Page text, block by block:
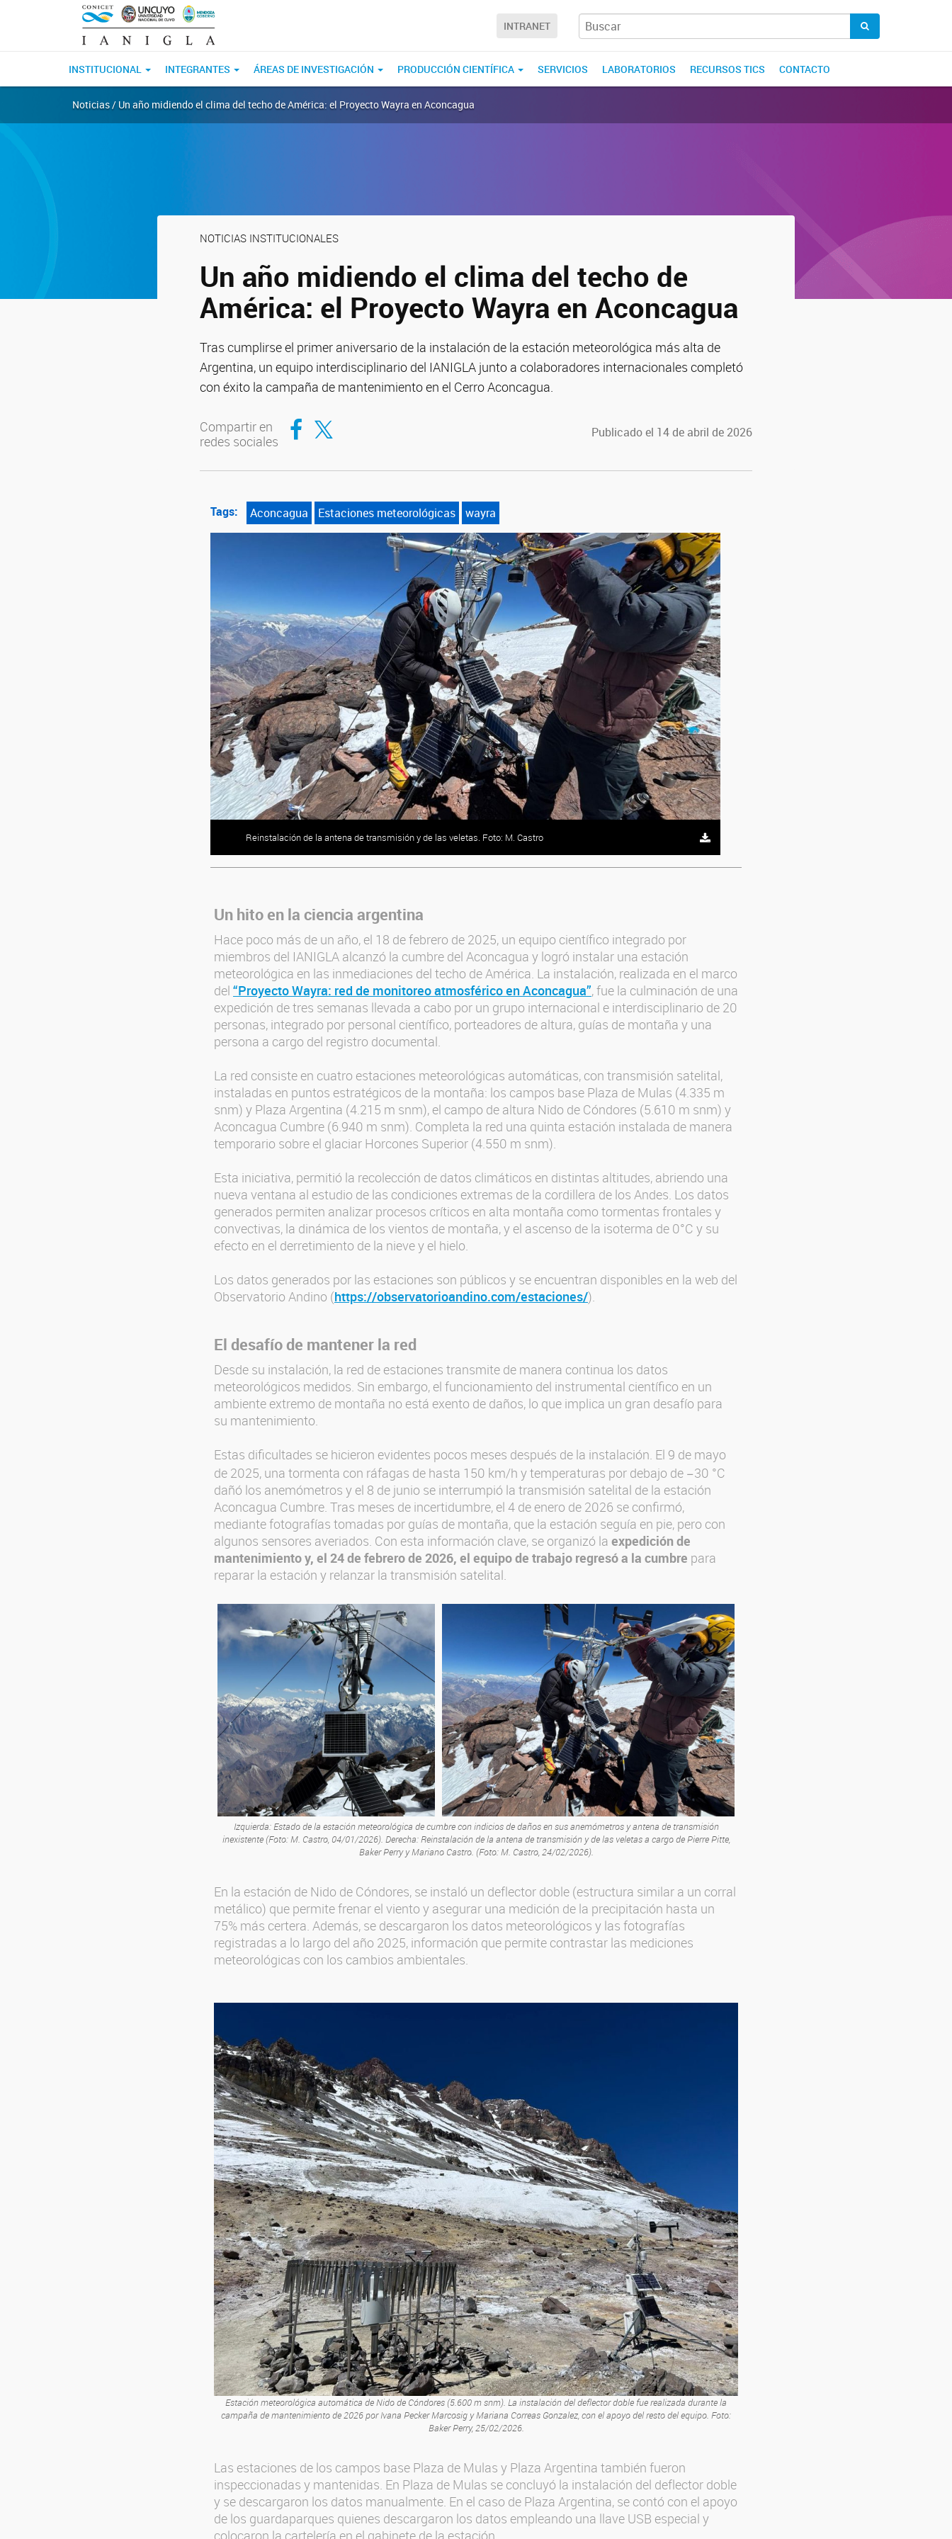
INTRANET
INSTITUCIONAL INTEGRANTES ÁREAS DE INVESTIGACIÓN PRODUCCIÓN CIENTÍFICA SERVICIOS LABORATORIOS RECURSOS TICS CONTACTO
Noticias / Un año midiendo el clima del techo de América: el Proyecto Wayra en Aconcagua
NOTICIAS INSTITUCIONALES
Un año midiendo el clima del techo de
América: el Proyecto Wayra en Aconcagua
Tras cumplirse el primer aniversario de la instalación de la estación meteorológica más alta de
Argentina, un equipo interdisciplinario del IANIGLA junto a colaboradores internacionales completó
con éxito la campaña de mantenimiento en el Cerro Aconcagua.
Compartir en
redes sociales
Compartir en Facebook
Compartir en Twitter Publicado el 14 de abril de 2026
Tags: Aconcagua Estaciones meteorológicas wayra
Reinstalación de la antena de transmisión y de las veletas. Foto: M. Castro
Un hito en la ciencia argentina
Hace poco más de un año, el 18 de febrero de 2025, un equipo científico integrado por
miembros del IANIGLA alcanzó la cumbre del Aconcagua y logró instalar una estación
meteorológica en las inmediaciones del techo de América. La instalación, realizada en el marco
del “Proyecto Wayra: red de monitoreo atmosférico en Aconcagua”, fue la culminación de una
expedición de tres semanas llevada a cabo por un grupo internacional e interdisciplinario de 20
personas, integrado por personal científico, porteadores de altura, guías de montaña y una
persona a cargo del registro documental.
La red consiste en cuatro estaciones meteorológicas automáticas, con transmisión satelital,
instaladas en puntos estratégicos de la montaña: los campos base Plaza de Mulas (4.335 m
snm) y Plaza Argentina (4.215 m snm), el campo de altura Nido de Cóndores (5.610 m snm) y
Aconcagua Cumbre (6.940 m snm). Completa la red una quinta estación instalada de manera
temporario sobre el glaciar Horcones Superior (4.550 m snm).
Esta iniciativa, permitió la recolección de datos climáticos en distintas altitudes, abriendo una
nueva ventana al estudio de las condiciones extremas de la cordillera de los Andes. Los datos
generados permiten analizar procesos críticos en alta montaña como tormentas frontales y
convectivas, la dinámica de los vientos de montaña, y el ascenso de la isoterma de 0°C y su
efecto en el derretimiento de la nieve y el hielo.
Los datos generados por las estaciones son públicos y se encuentran disponibles en la web del
Observatorio Andino (https://observatorioandino.com/estaciones/).
El desafío de mantener la red
Desde su instalación, la red de estaciones transmite de manera continua los datos
meteorológicos medidos. Sin embargo, el funcionamiento del instrumental científico en un
ambiente extremo de montaña no está exento de daños, lo que implica un gran desafío para
su mantenimiento.
Estas dificultades se hicieron evidentes pocos meses después de la instalación. El 9 de mayo
de 2025, una tormenta con ráfagas de hasta 150 km/h y temperaturas por debajo de −30 °C
dañó los anemómetros y el 8 de junio se interrumpió la transmisión satelital de la estación
Aconcagua Cumbre. Tras meses de incertidumbre, el 4 de enero de 2026 se confirmó,
mediante fotografías tomadas por guías de montaña, que la estación seguía en pie, pero con
algunos sensores averiados. Con esta información clave, se organizó la expedición de
mantenimiento y, el 24 de febrero de 2026, el equipo de trabajo regresó a la cumbre para
reparar la estación y relanzar la transmisión satelital.
Izquierda: Estado de la estación meteorológica de cumbre con indicios de daños en sus anemómetros y antena de transmisión
inexistente (Foto: M. Castro, 04/01/2026). Derecha: Reinstalación de la antena de transmisión y de las veletas a cargo de Pierre Pitte,
Baker Perry y Mariano Castro. (Foto: M. Castro, 24/02/2026).
En la estación de Nido de Cóndores, se instaló un deflector doble (estructura similar a un corral
metálico) que permite frenar el viento y asegurar una medición de la precipitación hasta un
75% más certera. Además, se descargaron los datos meteorológicos y las fotografías
registradas a lo largo del año 2025, información que permite contrastar las mediciones
meteorológicas con los cambios ambientales.
Estación meteorológica automática de Nido de Cóndores (5.600 m snm). La instalación del deflector doble fue realizada durante la
campaña de mantenimiento de 2026 por Ivana Pecker Marcosig y Mariana Correas Gonzalez, con el apoyo del resto del equipo. Foto:
Baker Perry, 25/02/2026.
Las estaciones de los campos base Plaza de Mulas y Plaza Argentina también fueron
inspeccionadas y mantenidas. En Plaza de Mulas se concluyó la instalación del deflector doble
y se descargaron los datos manualmente. En el caso de Plaza Argentina, se contó con el apoyo
de los guardaparques quienes descargaron los datos empleando una llave USB especial y
colocaron la cartelería en el gabinete de la estación.